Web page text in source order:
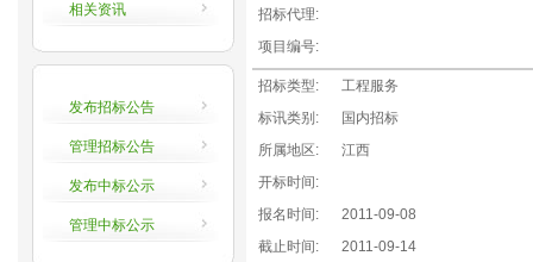
相关资讯
发布招标公告
管理招标公告
发布中标公示
管理中标公示
招标代理:
项目编号:
招标类型:
工程服务
标讯类别:
国内招标
所属地区:
江西
开标时间:
报名时间:
2011-09-08
截止时间:
2011-09-14